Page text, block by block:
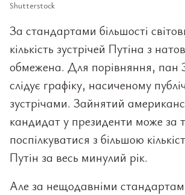
Shutterstock
За стандартами більшості
кількість зустрічей Путіна з
обмежена. Для порівняння, пан
слідує графіку, насиченому
зустрічами. Зайнятий
кандидат у президенти може за
поспілкуватися з більшою
Путін за весь минулий рік.
Але за нещодавніми